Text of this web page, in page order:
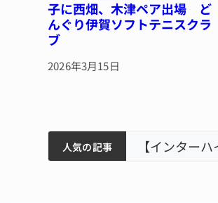
子に西畑、木津ペア出場 ど
んぐり伊賀ソフトテニスクラ
ブ
2026年3月15日
人気の記事
ィアで清掃 伊賀
3回目の派遣 【インター